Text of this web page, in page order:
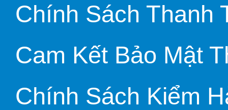
Chính Sách Thanh
Cam Kết Bảo Mật
Chính Sách Kiểm